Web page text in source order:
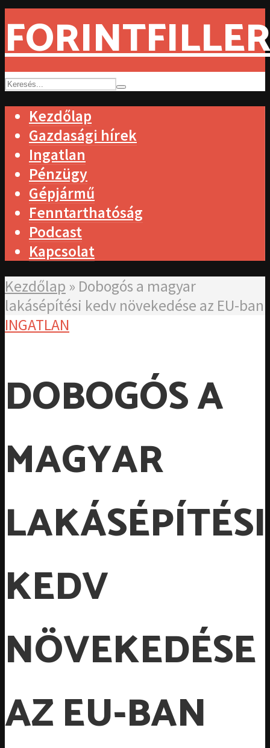
Kezdőlap
Gazdasági hírek
Ingatlan
Pénzügy
Gépjármű
Fenntarthatóság
Podcast
Kapcsolat
Kezdőlap » Dobogós a magyar
lakásépítési kedv növekedése az EU-ban
INGATLAN
DOBOGÓS A
MAGYAR
LAKÁSÉPÍTÉSI
KEDV
NÖVEKEDÉSE
AZ EU-BAN